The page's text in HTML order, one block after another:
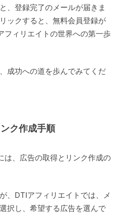
、登録完了のメールが届きま
ックすると、無料会員登録が
フィリエイトの世界への第一歩
成功への道を歩んでみてくだ
ク作成手順
は、広告の取得とリンク作成の
、DTIアフィリエイトでは、メ
択し、希望する広告を選んで